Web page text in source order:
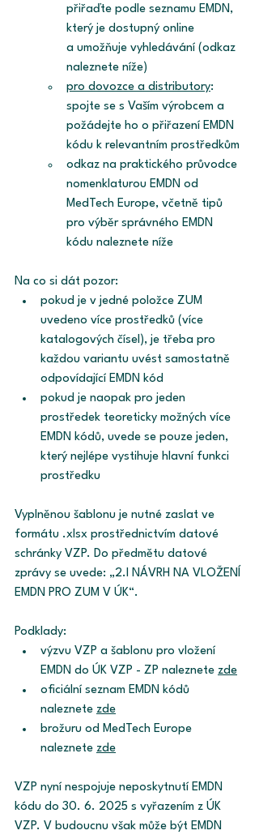
přiřaďte podle seznamu EMDN,
který je dostupný online
a umožňuje vyhledávání (odkaz
naleznete níže)
pro dovozce a distributory:
spojte se s Vaším výrobcem a
požádejte ho o přiřazení EMDN
kódu k relevantním prostředkům
odkaz na praktického průvodce
nomenklaturou EMDN od
MedTech Europe, včetně tipů
pro výběr správného EMDN
kódu naleznete níže
Na co si dát pozor:
pokud je v jedné položce ZUM
uvedeno více prostředků (více
katalogových čísel), je třeba pro
každou variantu uvést samostatně
odpovídající EMDN kód
pokud je naopak pro jeden
prostředek teoreticky možných více
EMDN kódů, uvede se pouze jeden,
který nejlépe vystihuje hlavní funkci
prostředku
Vyplněnou šablonu je nutné zaslat ve
formátu .xlsx prostřednictvím datové
schránky VZP. Do předmětu datové
zprávy se uvede: „2.I NÁVRH NA VLOŽENÍ
EMDN PRO ZUM V ÚK“.
Podklady:
výzvu VZP a šablonu pro vložení
EMDN do ÚK VZP - ZP naleznete zde
oficiální seznam EMDN kódů
naleznete zde
brožuru od MedTech Europe
naleznete zde
VZP nyní nespojuje neposkytnutí EMDN
kódu do 30. 6. 2025 s vyřazením z ÚK
VZP. V budoucnu však může být EMDN